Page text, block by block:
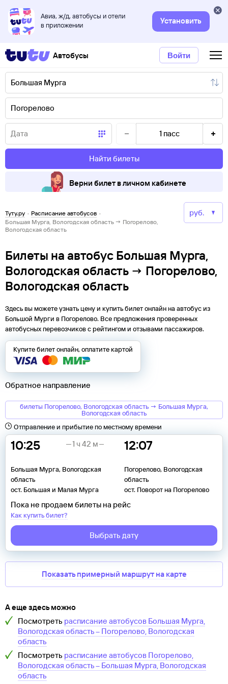
Авиа, ж/д, автобусы и отели
в приложении
Установить
Автобусы Войти
1 пасс
Найти билеты
Верни билет в личном кабинете
Туту.ру · Расписание автобусов ·
Большая Мурга, Вологодская область → Погорелово,
Вологодская область
Билеты на автобус Большая Мурга,
Вологодская область → Погорелово,
Вологодская область
Здесь вы можете узнать цену и купить билет онлайн на автобус из
Большой Мурги в Погорелово. Все предложения проверенных
автобусных перевозчиков с рейтингом и отзывами пассажиров.
Купите билет онлайн, оплатите картой
Обратное направление
билеты Погорелово, Вологодская область → Большая Мурга,
Вологодская область
Отправление и прибытие по местному времени
10:25
Большая Мурга, Вологодская
область
ост. Большая и Малая Мурга
12:07
Погорелово, Вологодская
область
ост. Поворот на Погорелово
1 ч 42 м
Пока не продаем билеты на рейс
Как купить билет?
Выбрать дату
Показать примерный маршрут на карте
А еще здесь можно
Посмотреть расписание автобусов Большая Мурга,
Вологодская область– Погорелово, Вологодская
область
Посмотреть расписание автобусов Погорелово,
Вологодская область– Большая Мурга, Вологодская
область